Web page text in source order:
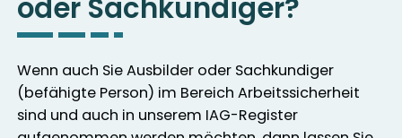
oder Sachkundiger?
Wenn auch Sie Ausbilder oder Sachkundiger
(befähigte Person) im Bereich Arbeitssicherheit
sind und auch in unserem IAG-Register